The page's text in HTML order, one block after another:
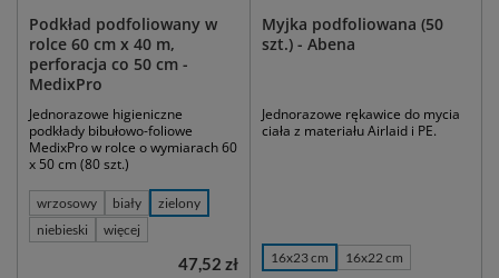
Podkład podfoliowany w
rolce 60 cm x 40 m,
perforacja co 50 cm -
MedixPro
Jednorazowe higieniczne
podkłady bibułowo-foliowe
MedixPro w rolce o wymiarach 60
x 50 cm (80 szt.)
wrzosowy biały
zielony
niebieski
więcej
47,52 zł
Myjka podfoliowana (50
szt.) - Abena
Jednorazowe rękawice do mycia
ciała z materiału Airlaid i PE.
16x23 cm 16x22 cm